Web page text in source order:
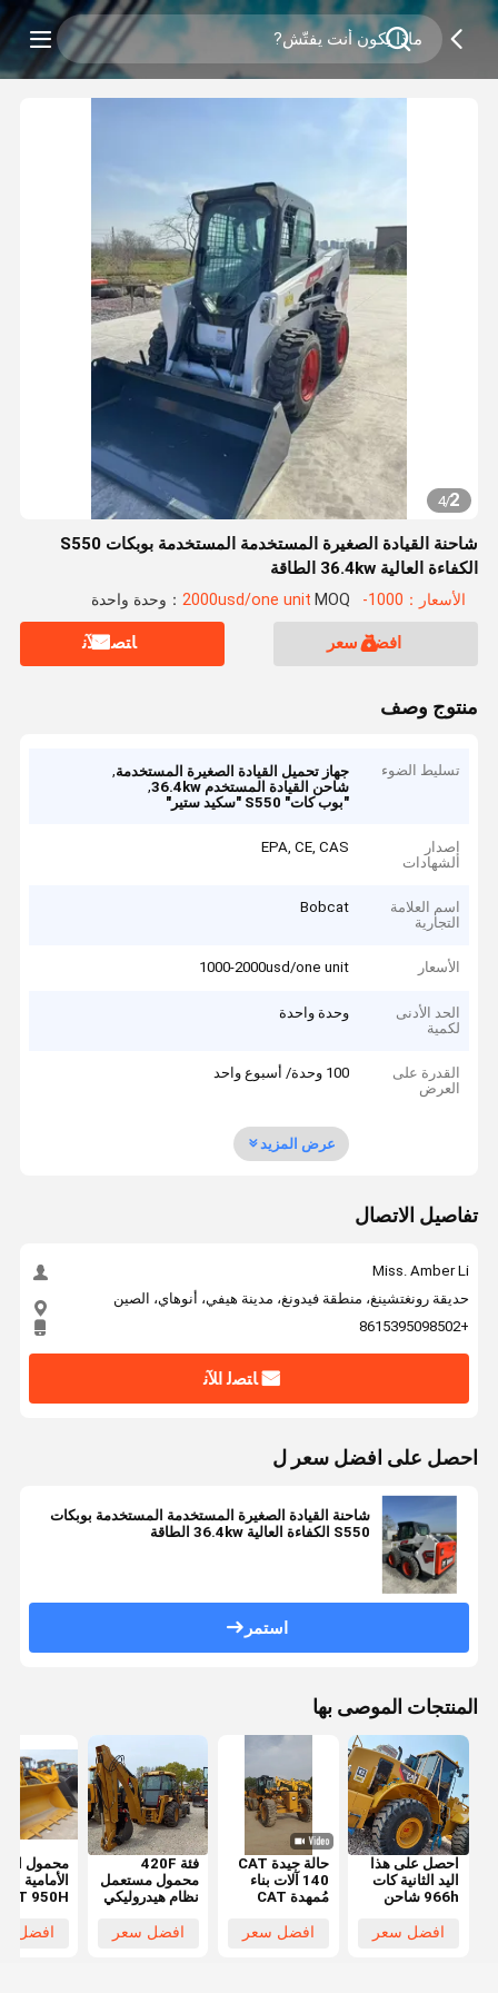
2
/
4
شاحنة القيادة الصغيرة المستخدمة المستخدمة بوبكات S550
الكفاءة العالية 36.4kw الطاقة
الأسعار：1000-2000usd/one unit MOQ：وحدة واحدة
افضل سعر ﺎﺘﺼﻟ ﺍﻶﻧ
منتوج وصف
تسليط الضوء جهاز تحميل القيادة الصغيرة المستخدمة,
شاحن القيادة المستخدم 36.4kw
,
"بوب كات" S550 "سكيد ستير"
إصدار
الشهادات
EPA, CE, CAS
اسم العلامة
التجارية
Bobcat
الأسعار 1000-2000usd/one unit
الحد الأدنى
لكمية
وحدة واحدة
القدرة على
العرض
100 وحدة/ أسبوع واحد
عرض المزيد
تفاصيل الاتصال
Miss. Amber Li
حديقة رونغتشينغ، منطقة فيدونغ، مدينة هيفي، أنوهاي، الصين
+8615395098502
ﺎﺘﺼﻟ ﺍﻶﻧ
احصل على افضل سعر ل
شاحنة القيادة الصغيرة المستخدمة المستخدمة بوبكات
S550 الكفاءة العالية 36.4kw الطاقة
استمر
المنتجات الموصى بها
احصل على هذا
اليد الثانية كات
966h شاحن
966h شاحن في
حالة جيدة للبيع
افضل سعر
حالة جيدة CAT
140 آلات بناء
مُمهدة CAT
مستعملة متوفرة
افضل سعر
فئة 420F
محمول مستعمل
نظام هيدروليكي
اللاحق اليدوية
افضل سعر
محمول
الأمامية
950H
M 4.0
افضل